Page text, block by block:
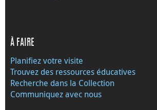
À FAIRE
Planifiez votre visite
Trouvez des ressources éducatives
Recherche dans la Collection
Communiquez avec nous